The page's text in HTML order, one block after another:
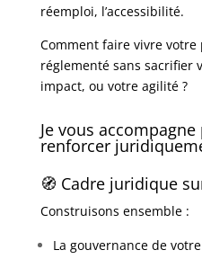
réemploi, l’accessibilité.
Comment faire vivre
réglementé sans sacrifier
impact, ou votre agilité ?
Je vous
renforcer
🧭 Cadre juridique
Construisons ensemble :
La gouvernance de